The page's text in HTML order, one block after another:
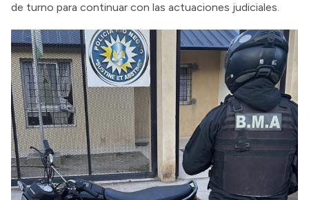
de turno para continuar con las actuaciones judiciales.